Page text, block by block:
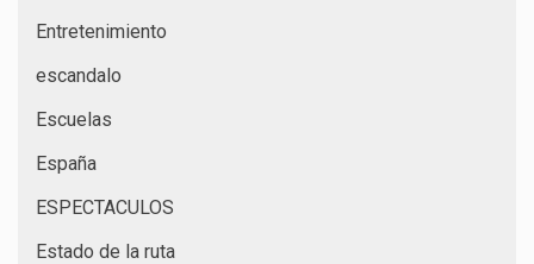
Entretenimiento
escandalo
Escuelas
España
ESPECTACULOS
Estado de la ruta